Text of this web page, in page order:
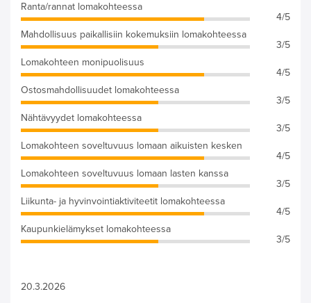
Ranta/rannat lomakohteessa
4/5
Mahdollisuus paikallisiin kokemuksiin lomakohteessa
3/5
Lomakohteen monipuolisuus
4/5
Ostosmahdollisuudet lomakohteessa
3/5
Nähtävyydet lomakohteessa
3/5
Lomakohteen soveltuvuus lomaan aikuisten kesken
4/5
Lomakohteen soveltuvuus lomaan lasten kanssa
3/5
Liikunta- ja hyvinvointiaktiviteetit lomakohteessa
4/5
Kaupunkielämykset lomakohteessa
3/5
20.3.2026